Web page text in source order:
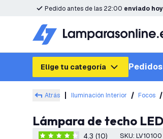
Pedido antes de las 22:00 enviado hoy
Elige tu categoría
Atrás Iluminación Interior Focos
Lámpara de techo
4.3 (10) SKU: LV10100